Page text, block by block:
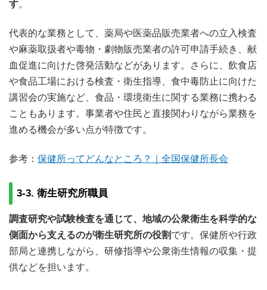
す。
代表的な業務として、薬局や医薬品販売業者への立入検査
や麻薬取扱者や毒物・劇物販売業者の許可申請手続き、献
血促進に向けた啓発活動などがあります。さらに、飲食店
や食品工場における検査・衛生指導、食中毒防止に向けた
講習会の実施など、食品・環境衛生に関する業務に携わる
こともあります。事業者や住民と直接関わりながら業務を
進める機会が多い点が特徴です。
参考： 保健所ってどんなところ？｜全国保健所長会
3-3. 衛生研究所職員
調査研究や試験検査を通じて、地域の公衆衛生を科学的な
側面から支えるのが衛生研究所の役割です。保健所や行政
部局と連携しながら、研修指導や公衆衛生情報の収集・提
供などを担います。